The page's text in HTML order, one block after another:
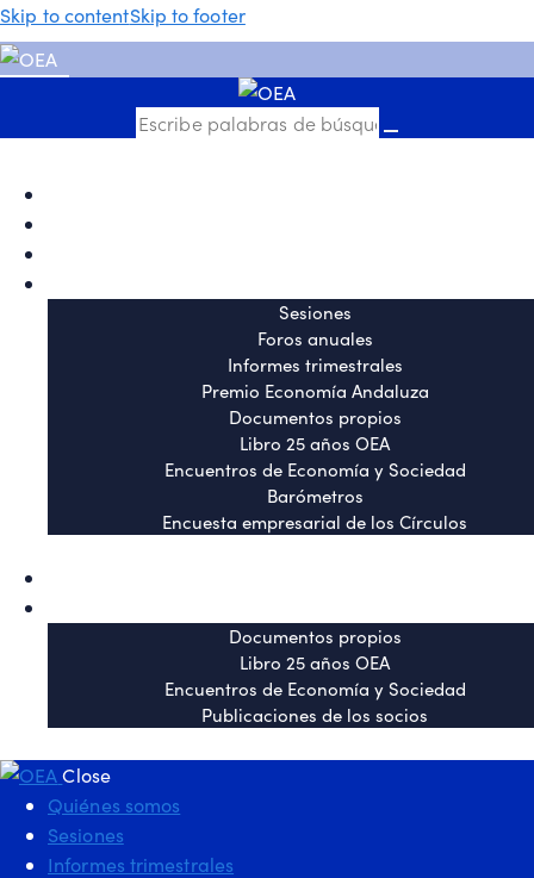
Skip to contentSkip to footer
Sesiones
Foros anuales
Informes trimestrales
Premio Economía Andaluza
Documentos propios
Libro 25 años OEA
Encuentros de Economía y Sociedad
Barómetros
Encuesta empresarial de los Círculos
Documentos propios
Libro 25 años OEA
Encuentros de Economía y Sociedad
Publicaciones de los socios
Close
Quiénes somos
Sesiones
Informes trimestrales